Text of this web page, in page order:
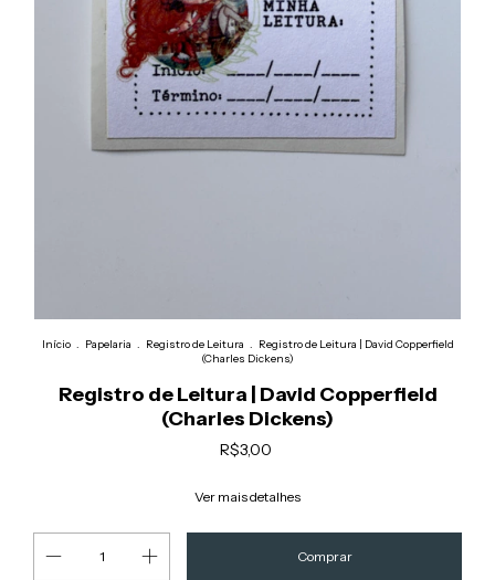
Início . Papelaria . Registro de Leitura . Registro de Leitura | David Copperfield
(Charles Dickens)
Registro de Leitura | David Copperfield
(Charles Dickens)
R$3,00
Ver mais detalhes